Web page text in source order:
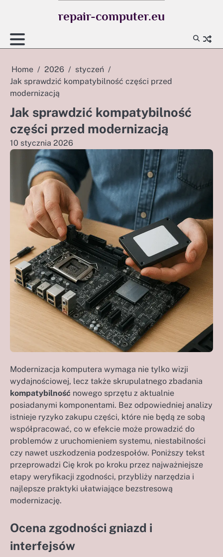
repair-computer.eu
Home 2026
styczeń
Jak sprawdzić kompatybilność części przed
modernizacją
Jak sprawdzić kompatybilność
części przed modernizacją
10 stycznia 2026
Modernizacja komputera wymaga nie tylko wizji
wydajnościowej, lecz także skrupulatnego zbadania
kompatybilność nowego sprzętu z aktualnie
posiadanymi komponentami. Bez odpowiedniej analizy
istnieje ryzyko zakupu części, które nie będą ze sobą
współpracować, co w efekcie może prowadzić do
problemów z uruchomieniem systemu, niestabilności
czy nawet uszkodzenia podzespołów. Poniższy tekst
przeprowadzi Cię krok po kroku przez najważniejsze
etapy weryfikacji zgodności, przybliży narzędzia i
najlepsze praktyki ułatwiające bezstresową
modernizację.
Ocena zgodności gniazd i
interfejsów